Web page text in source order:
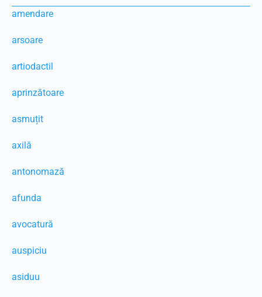
amendare
arsoare
artiodactil
aprinzătoare
asmuțit
axilă
antonomază
afunda
avocatură
auspiciu
asiduu